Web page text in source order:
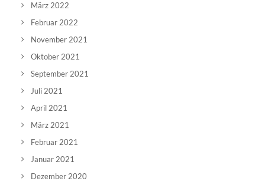
März 2022
Februar 2022
November 2021
Oktober 2021
September 2021
Juli 2021
April 2021
März 2021
Februar 2021
Januar 2021
Dezember 2020